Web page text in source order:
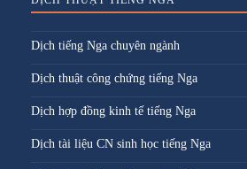
Dịch tiếng Nga chuyên ngành
Dịch thuật công chứng tiếng Nga
Dịch hợp đồng kinh tế tiếng Nga
Dịch tài liệu CN sinh học tiếng Nga